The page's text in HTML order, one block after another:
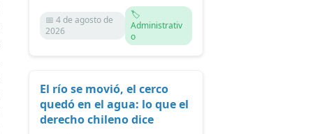
📅 4 de agosto de
2026
🏷️
Administrativ
o
El río se movió, el cerco
quedó en el agua: lo que el
derecho chileno dice